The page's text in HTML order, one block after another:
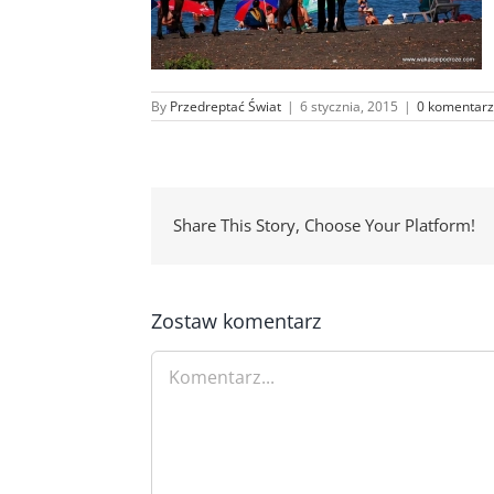
By Przedreptać Świat | 6 stycznia, 2015 | 0
Share This Story, Choose Your Platform!
Zostaw komentarz
Comment